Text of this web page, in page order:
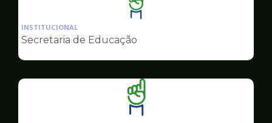
Ilustração
da
pagina
Educação
INSTITUCIONAL
Secretaria de Educação